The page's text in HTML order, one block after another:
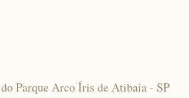
Parque Arco Íris de Atibaia - SP